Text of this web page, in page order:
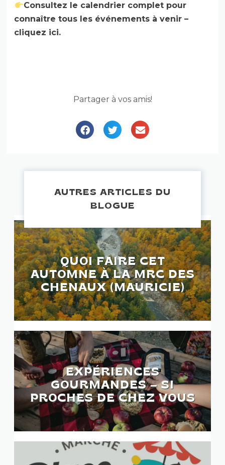
Consultez le calendrier complet pour
connaître tous les événements à venir –
cliquez ici.
Partager à vos amis!
AUTRES ARTICLES DU
BLOGUE
QUOI FAIRE CET
AUTOMNE À LA MRC DES
CHENAUX (MAURICIE)
EXPÉRIENCES
GOURMANDES – SI
PROCHES DE CHEZ VOUS